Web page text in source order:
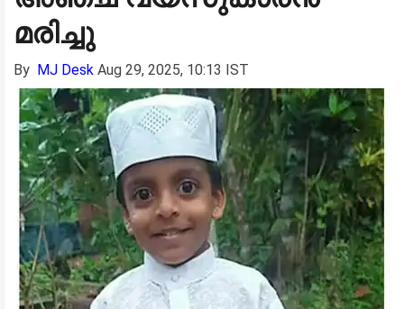
മരിച്ചു
By MJ Desk Aug 29, 2025, 10:13 IST